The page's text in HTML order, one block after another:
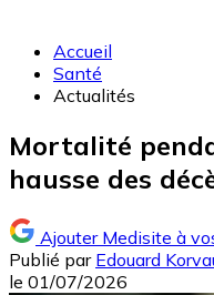
Accueil
Santé
Actualités
Mortalité
hausse des
Ajouter Medisite à
Publié par Edouard
le 01/07/2026